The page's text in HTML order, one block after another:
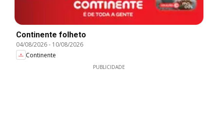
Continente folheto
04/08/2026- 10/08/2026
Continente
PUBLICIDADE